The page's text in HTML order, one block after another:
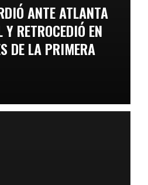
ANTE ATLANTA
RETROCEDIÓ EN
DE LA PRIMERA